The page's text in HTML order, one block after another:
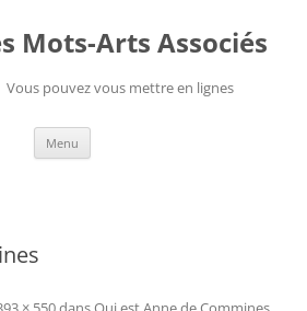
Mots-Arts Associés
Vous pouvez vous mettre en lignes
Menu